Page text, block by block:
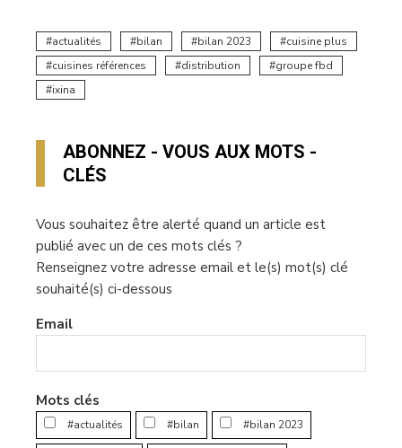
actualités bilan bilan 2023
cuisine plus
cuisines références
distribution
groupe fbd
ixina
ABONNEZ - VOUS AUX MOTS -
CLÉS
Vous souhaitez être alerté quand un article est
publié avec un de ces mots clés ?
Renseignez votre adresse email et le(s) mot(s) clé
souhaité(s) ci-dessous
Email
Mots clés
#actualités #bilan #bilan 2023